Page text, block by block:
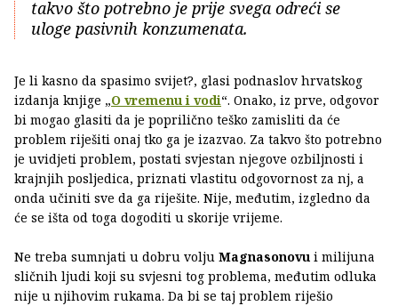
takvo što potrebno je prije svega odreći se
uloge pasivnih konzumenata.
Je li kasno da spasimo svijet?, glasi podnaslov hrvatskog
izdanja knjige „O vremenu i vodi“. Onako, iz prve, odgovor
bi mogao glasiti da je poprilično teško zamisliti da će
problem riješiti onaj tko ga je izazvao. Za takvo što potrebno
je uvidjeti problem, postati svjestan njegove ozbiljnosti i
krajnjih posljedica, priznati vlastitu odgovornost za nj, a
onda učiniti sve da ga riješite. Nije, međutim, izgledno da
će se išta od toga dogoditi u skorije vrijeme.
Ne treba sumnjati u dobru volju Magnasonovu i milijuna
sličnih ljudi koji su svjesni tog problema, međutim odluka
nije u njihovim rukama. Da bi se taj problem riješio